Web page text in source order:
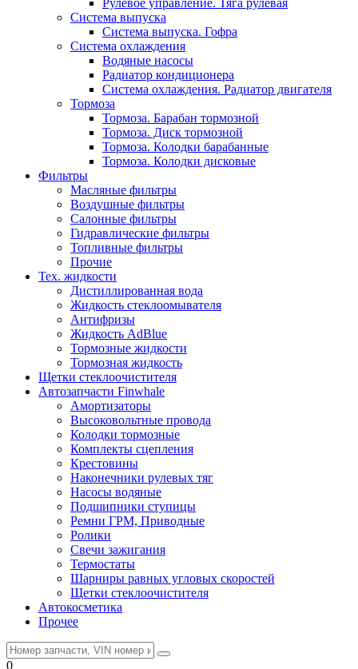
Рулевое управление. Тяга рулевая
Система выпуска
Система выпуска. Гофра
Система охлаждения
Водяные насосы
Радиатор кондиционера
Система охлаждения. Радиатор двигателя
Тормоза
Тормоза. Барабан тормозной
Тормоза. Диск тормозной
Тормоза. Колодки барабанные
Тормоза. Колодки дисковые
Фильтры
Масляные фильтры
Воздушные фильтры
Салонные фильтры
Гидравлические фильтры
Топливные фильтры
Прочие
Тех. жидкости
Дистиллированная вода
Жидкость стеклоомывателя
Антифризы
Жидкость AdBlue
Тормозные жидкости
Тормозная жидкость
Щетки стеклоочистителя
Автозапчасти Finwhale
Амортизаторы
Высоковольтные провода
Колодки тормозные
Комплекты сцепления
Крестовины
Наконечники рулевых тяг
Насосы водяные
Подшипники ступицы
Ремни ГРМ, Приводные
Ролики
Свечи зажигания
Термостаты
Шарниры равных угловых скоростей
Щетки стеклоочистителя
Автокосметика
Прочее
0